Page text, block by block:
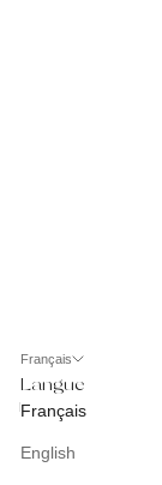
Français
Langue
Français
English